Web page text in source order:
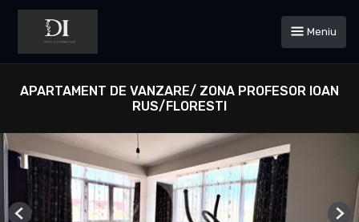
Meniu
APARTAMENT DE VANZARE/ ZONA PROFESOR IOAN
RUS/FLORESTI